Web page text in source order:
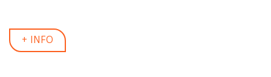
+ INFO